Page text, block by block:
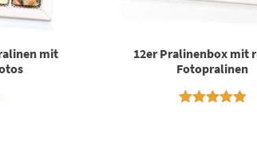
mit
12er Pralinenbox mit
Fotopralinen